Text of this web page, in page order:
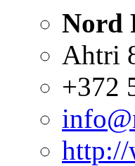
Nord
Ahtri
+372
http://